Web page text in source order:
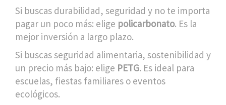
Si buscas durabilidad, seguridad y no te importa
pagar un poco más: elige policarbonato. Es la
mejor inversión a largo plazo.
Si buscas seguridad alimentaria, sostenibilidad y
un precio más bajo: elige PETG. Es ideal para
escuelas, fiestas familiares o eventos
ecológicos.